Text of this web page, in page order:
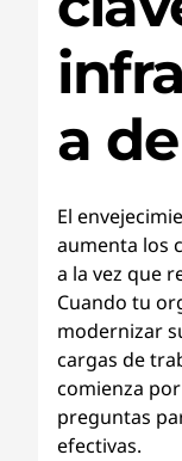
a
El
aumenta los
a la vez que
Cuando tu
modernizar
cargas de
comienza
preguntas
efectivas.